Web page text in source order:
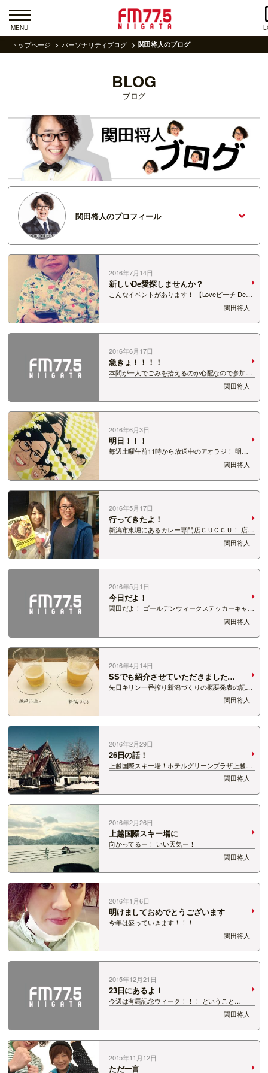
MENU
トップページ パーソナリティブログ 関田将人のブログ
BLOG
ブログ
関田将人のプロフィール
2016年7月14日
新しいDe愛探しませんか？
こんなイベントがあります！ 【Loveビーチ De
愛】 募集人員：先着60名（男性30名、女性30
名） 参加資格：20歳以上の独身者（※但し、男性
は長岡市在住者に限ります） 参加費 ：男性
3,500円、女性1,500円 …
関田将人
2016年6月17日
急きょ！！！！
本間が一人でごみを拾えるのか心配なので参加す
ることになりました！ ここからはベタにコピペで
お知らせ(笑) 今日必着！みなさん絶対に参加だ
よ！ コスモ石油とFM-NIIGATAがパートナーシッ
プを組んで実施する 「コスモ …
関田将人
2016年6月3日
明日！！！
毎週土曜午前11時から放送中のアオラジ！ 明日4
日は「今町・中之島大凧合戦」の会場からお出か
け生放送！！ さらには！ リポーレ関田も大凧合
戦の会場をリポートします！ 会いに来てくれた方
には関田ステッカーをプレゼントしてい…
関田将人
2016年5月17日
行ってきたよ！
新潟市東堀にあるカレー専門店ＣＵＣＣＵ！ 店長
を務めるのは・・・ おぢやファンファンチャンネ
ルでおなじみ！ 田中彩貴ちゃん！ 料理とか全然
しないかと思っていたので、かなり疑って食べた
カレー！ おいしい！ホントおいしい！ …
関田将人
2016年5月1日
今日だよ！
関田だよ！ ゴールデンウィークステッカーキャン
ペーンツアー！ 今日は関田と本間紗理奈と
Banana Caｔ’ｓのエースの3人だよ！ みなさんが
来てくれるか不安だよ！ 待ってるんだよ！ 詳細
はこちらからだよ！ https:…
関田将人
2016年4月14日
SSでも紹介させていただきました
が・・・
先日キリン一番搾り新潟づくりの概要発表の記者
会見に行ってきました。 改めてキリン一番搾り新
潟づくりとは・・・ 47都道府県の一番搾りプロ
ジェクトの一環で、 新潟限定のキリン一番搾りな
んです。 その一番搾り新潟づくりの商品…
関田将人
2016年2月29日
26日の話！
上越国際スキー場！ホテルグリーンプラザ上越に
やってまいりました！ MOVE ONスキーツアー
in上国ですよ！ フロントの雰囲気最高すぎるだ
ろ！ 昼ごはんのハンバーグライスおいしすぎだ
ろ！ そのあとは全力でソリ遊び！ 営業…
関田将人
2016年2月26日
上越国際スキー場に
向かってるー！ いい天気ー！
関田将人
2016年1月6日
明けましておめでとうございます
今年は盛っていきます！！！
関田将人
2015年12月21日
23日にあるよ！
今週は有馬記念ウィーク！！！ ということ
で・・・！！！ 23日（水・祝）にＤｅｋｋｙ401
で有馬記念イベントが行われます！ 僕は11時か
ら『関田将人の競馬トーク＆クイズ大会』に出演
するよ！ クイズ大会に正解するとプレゼン…
関田将人
2015年11月12日
ただ一言